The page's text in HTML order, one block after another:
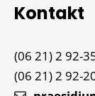
Kontakt
(06 21) 2 92-
(06 21) 2 92-